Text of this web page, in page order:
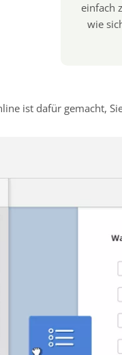
einfach
wie
ist dafür gemacht,